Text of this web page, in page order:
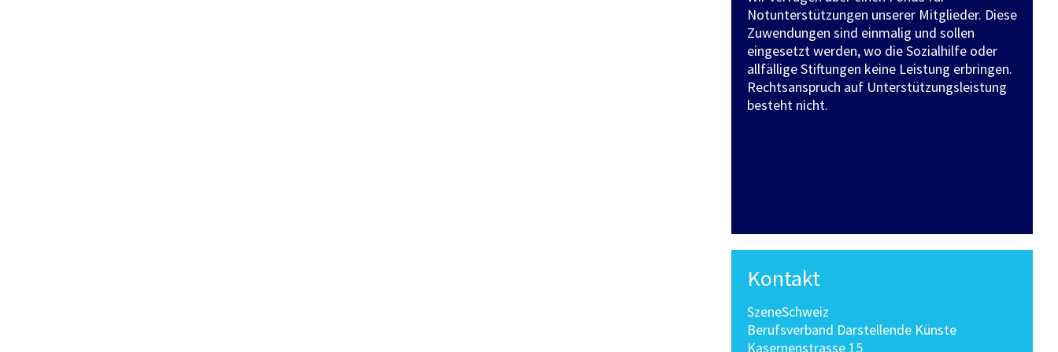
Notunterstützungen unserer Mitglieder. Diese
Zuwendungen sind einmalig und sollen
eingesetzt werden, wo die Sozialhilfe oder
allfällige Stiftungen keine Leistung erbringen.
Rechtsanspruch auf Unterstützungsleistung
besteht nicht.
Kontakt
SzeneSchweiz
Berufsverband Darstellende Künste
Kasernenstrasse 15